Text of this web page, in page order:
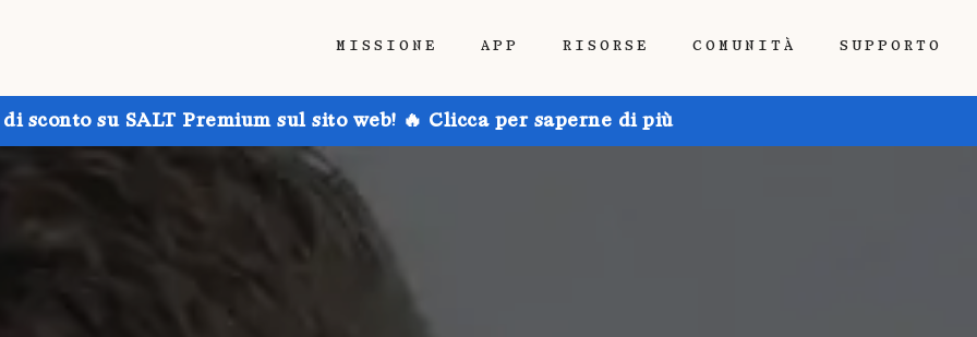
MISSIONE APP RISORSE COMUNITÀ SUPPORTO
sconto su SALT Premium sul sito web! 🔥 Clicca per saperne di più